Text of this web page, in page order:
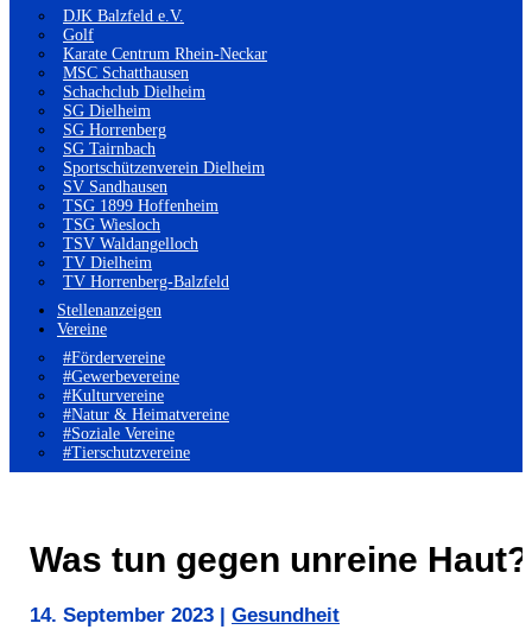
DJK Balzfeld e.V.
Golf
Karate Centrum Rhein-Neckar
MSC Schatthausen
Schachclub Dielheim
SG Dielheim
SG Horrenberg
SG Tairnbach
Sportschützenverein Dielheim
SV Sandhausen
TSG 1899 Hoffenheim
TSG Wiesloch
TSV Waldangelloch
TV Dielheim
TV Horrenberg-Balzfeld
Stellenanzeigen
Vereine
#Fördervereine
#Gewerbevereine
#Kulturvereine
#Natur & Heimatvereine
#Soziale Vereine
#Tierschutzvereine
Was tun gegen unreine Haut?
14. September 2023 Gesundheit